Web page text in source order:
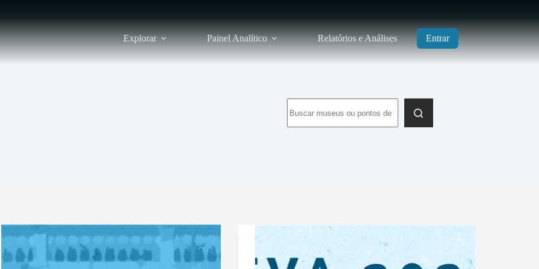
Explorar Painel Analítico Relatórios e Análises Entrar
resultados